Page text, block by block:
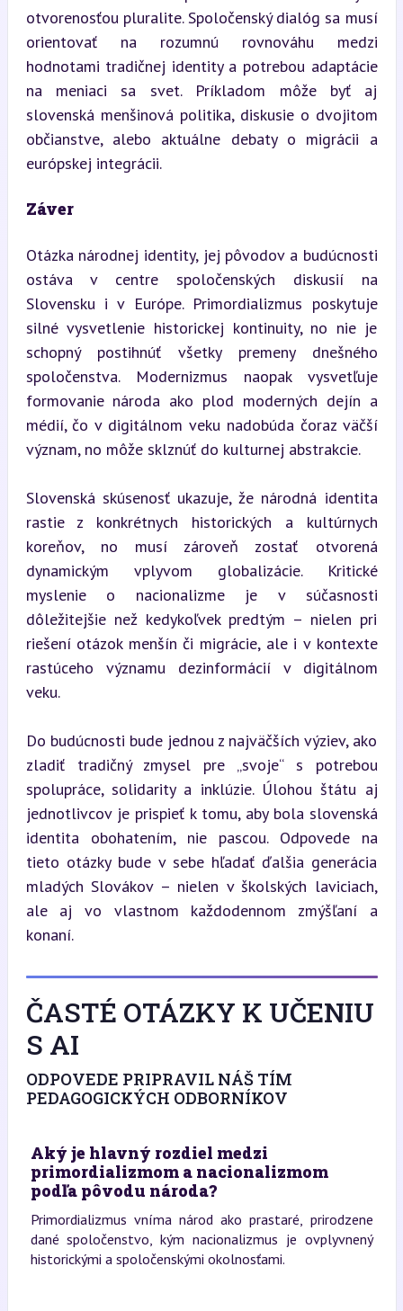
otvorenosťou pluralite. Spoločenský dialóg sa musí
orientovať na rozumnú rovnováhu medzi
hodnotami tradičnej identity a potrebou adaptácie
na meniaci sa svet. Príkladom môže byť aj
slovenská menšinová politika, diskusie o dvojitom
občianstve, alebo aktuálne debaty o migrácii a
európskej integrácii.
Záver
Otázka národnej identity, jej pôvodov a budúcnosti
ostáva v centre spoločenských diskusií na
Slovensku i v Európe. Primordializmus poskytuje
silné vysvetlenie historickej kontinuity, no nie je
schopný postihnúť všetky premeny dnešného
spoločenstva. Modernizmus naopak vysvetľuje
formovanie národa ako plod moderných dejín a
médií, čo v digitálnom veku nadobúda čoraz väčší
význam, no môže sklznúť do kulturnej abstrakcie.
Slovenská skúsenosť ukazuje, že národná identita
rastie z konkrétnych historických a kultúrnych
koreňov, no musí zároveň zostať otvorená
dynamickým vplyvom globalizácie. Kritické
myslenie o nacionalizme je v súčasnosti
dôležitejšie než kedykoľvek predtým – nielen pri
riešení otázok menšín či migrácie, ale i v kontexte
rastúceho významu dezinformácií v digitálnom
veku.
Do budúcnosti bude jednou z najväčších výziev, ako
zladiť tradičný zmysel pre „svoje“ s potrebou
spolupráce, solidarity a inklúzie. Úlohou štátu aj
jednotlivcov je prispieť k tomu, aby bola slovenská
identita obohatením, nie pascou. Odpovede na
tieto otázky bude v sebe hľadať ďalšia generácia
mladých Slovákov – nielen v školských laviciach,
ale aj vo vlastnom každodennom zmýšľaní a
konaní.
ČASTÉ OTÁZKY K UČENIU
S AI
ODPOVEDE PRIPRAVIL NÁŠ TÍM
PEDAGOGICKÝCH ODBORNÍKOV
Aký je hlavný rozdiel medzi
primordializmom a nacionalizmom
podľa pôvodu národa?
Primordializmus vníma národ ako prastaré, prirodzene
dané spoločenstvo, kým nacionalizmus je ovplyvnený
historickými a spoločenskými okolnosťami.